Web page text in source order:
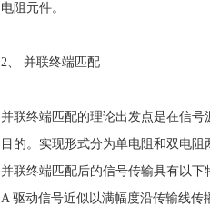
电阻元件。
2、 并联终端匹配
并联终端匹配的理论出发点是在信
目的。实现形式分为单电阻和双电阻
并联终端匹配后的信号传输具有以下
A 驱动信号近似以满幅度沿传输线传